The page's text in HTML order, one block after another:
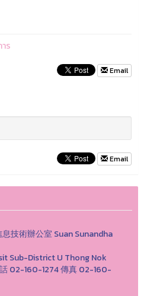
ร
Email
Email
技術辦公室 Suan Sunandha
Sub-District U Thong Nok
話 02-160-1274 傳真 02-160-